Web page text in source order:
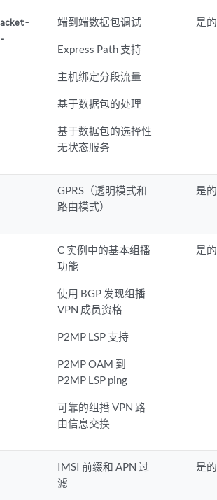
端到端数据包调试
Express Path 支持
主机绑定分段流量
基于数据包的处理
基于数据包的选择性
无状态服务
是的
GPRS（透明模式和
路由模式）
是的
C 实例中的基本组播
功能
使用 BGP 发现组播
VPN 成员资格
P2MP LSP 支持
P2MP OAM 到
P2MP LSP ping
可靠的组播 VPN 路
由信息交换
是的
IMSI 前缀和 APN 过
滤
是的